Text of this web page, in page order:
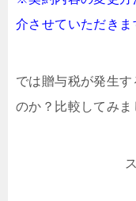
介させていただきま
では贈与税が発生
のか？比較してみま